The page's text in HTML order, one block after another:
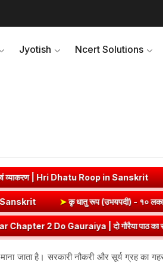
Jyotish Ncert Solutions
in Sanskrit ➤नी धातु रूप (उभयपदी) -
| Edh Dhatu Roop in Sanskrit ➤
पाठ का सारांश एवं प्रश्नोत्तर ➤
जाता है। सरकारी नौकरी और सूर्य ग्रह का